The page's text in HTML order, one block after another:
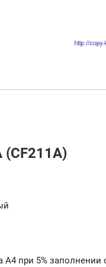
А4 при 5% заполнении